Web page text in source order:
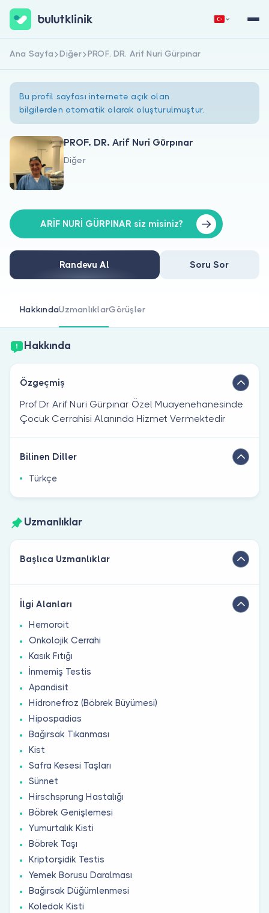
Hakkımızda
Doktorlar için
Doktor musunuz?
Hemen Kaydol Giriş Yap
Ana Sayfa Diğer PROF. DR. Arif Nuri Gürpınar
Bu profil sayfası internete açık olan
bilgilerden otomatik olarak oluşturulmuştur.
PROF. DR. Arif Nuri Gürpınar
Diğer
ARİF NURİ GÜRPINAR siz misiniz?
Randevu Al Soru Sor
HakkındaUzmanlıklarGörüşler
Hakkında
Özgeçmiş
Prof Dr Arif Nuri Gürpınar Özel Muayenehanesinde
Çocuk Cerrahisi Alanında Hizmet Vermektedir
Bilinen Diller
Türkçe
Uzmanlıklar
Başlıca Uzmanlıklar
İlgi Alanları
Hemoroit
Onkolojik Cerrahi
Kasık Fıtığı
İnmemiş Testis
Apandisit
Hidronefroz (Böbrek Büyümesi)
Hipospadias
Bağırsak Tıkanması
Kist
Safra Kesesi Taşları
Sünnet
Hirschsprung Hastalığı
Böbrek Genişlemesi
Yumurtalık Kisti
Böbrek Taşı
Kriptorşidik Testis
Yemek Borusu Daralması
Bağırsak Düğümlenmesi
Koledok Kisti